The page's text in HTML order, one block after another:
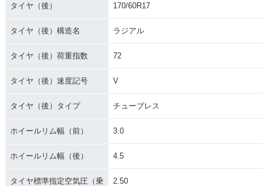
タイヤ（後） 170/60R17
タイヤ（後）構造名 ラジアル
タイヤ（後）荷重指数 72
タイヤ（後）速度記号 V
タイヤ（後）タイプ チューブレス
ホイールリム幅（前） 3.0
ホイールリム幅（後） 4.5
タイヤ標準指定空気圧（乗
2.50